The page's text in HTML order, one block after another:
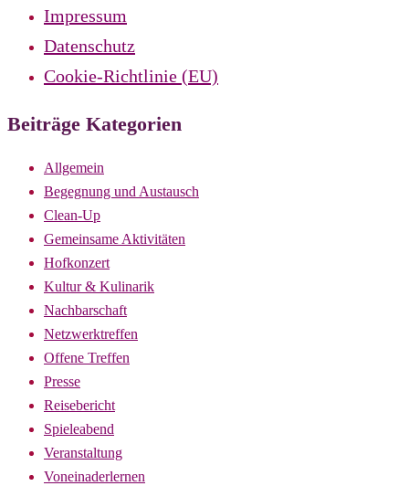
Impressum
Datenschutz
Cookie-Richtlinie (EU)
Beiträge Kategorien
Allgemein
Begegnung und Austausch
Clean-Up
Gemeinsame Aktivitäten
Hofkonzert
Kultur & Kulinarik
Nachbarschaft
Netzwerktreffen
Offene Treffen
Presse
Reisebericht
Spieleabend
Veranstaltung
Voneinaderlernen